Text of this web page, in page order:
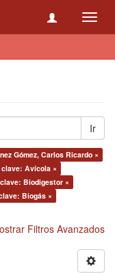
Ir
Gómez, Carlos Ricardo ×
clave: Avícola ×
Biodigestor ×
Biogás ×
Filtros Avanzados